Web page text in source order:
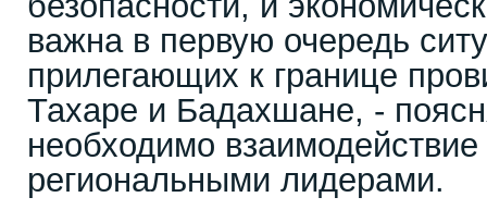
важна в первую очередь
прилегающих к границе
Тахаре и Бадахшане, -
необходимо
региональными лидерами.